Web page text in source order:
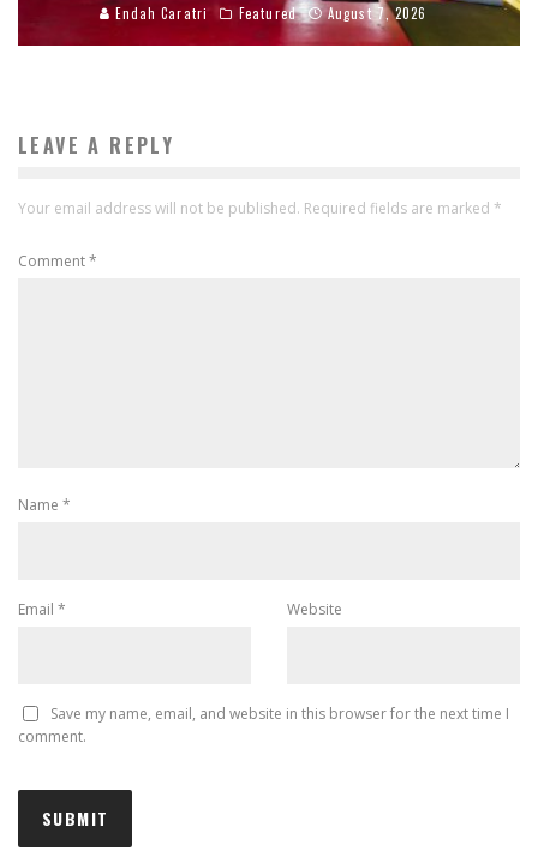
Endah Caratri Featured August 7, 2026
LEAVE A REPLY
Your email address will not be published. Required fields are marked *
Comment*
Name *
Email * Website
Save my name, email, and website in this browser for the next time I
comment.